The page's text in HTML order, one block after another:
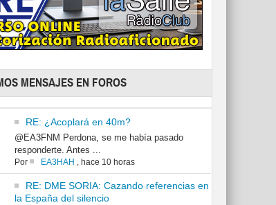
MENSAJES EN FOROS
RE: ¿Acoplará en 40m?
@EA3FNM Perdona, se me había pasado
responderte. Antes ...
Por EA3HAH , hace 10 horas
RE: DME SORIA: Cazando referencias en
la España del silencio